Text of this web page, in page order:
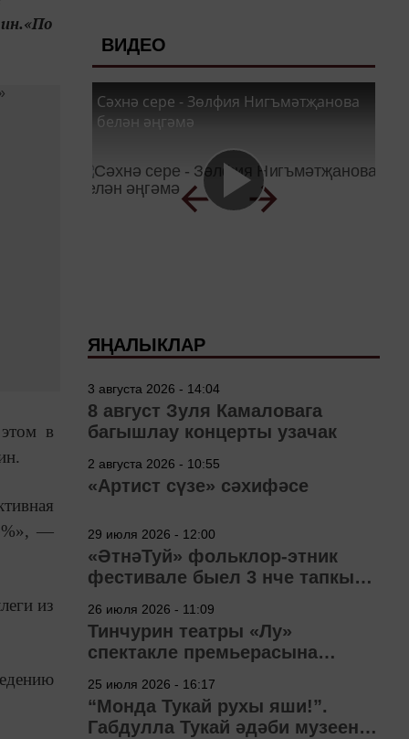
в
—
из
ВИДЕО
Сәхнә сере - Зөлфия Нигъмәтҗанова
белән әңгәмә
ЯҢАЛЫКЛАР
3 августа 2026 - 14:04
8 август Зуля Камаловага
багышлау концерты узачак
2 августа 2026 - 10:55
«Артист сүзе» сәхифәсе
29 июля 2026 - 12:00
«ӘтнәТуй» фольклор-этник
фестивале быел 3 нче тапкыр
26 июля 2026 - 11:09
Тинчурин театры «Лу»
спектакле премьерасына
25 июля 2026 - 16:17
“Монда Тукай рухы яши!”.
Габдулла Тукай әдәби музеена